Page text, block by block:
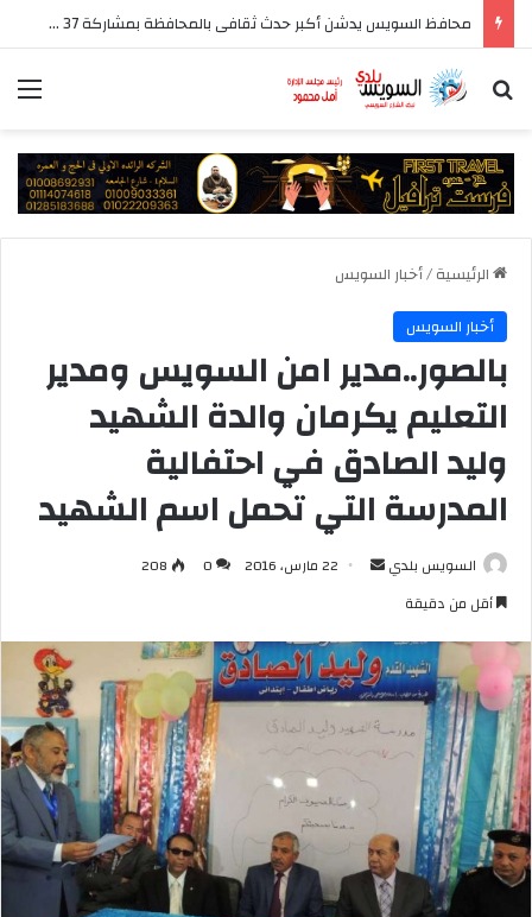
محافظ السويس يدشن أكبر حدث ثقافى بالمحافظة بمشاركة 37 دار نشر مصرية
بحث عن
الرئيسية/أخبار السويس
أخبار السويس
بالصور..مدير امن السويس ومدير
التعليم يكرمان والدة الشهيد
وليد الصادق في احتفالية
المدرسة التي تحمل اسم الشهيد
السويس بلدي
أرسل 22 مارس، 2016 0
208
أقل من دقيقة